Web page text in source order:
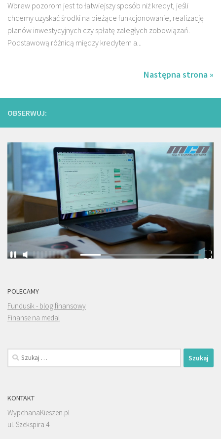
Wbrew pozorom jest to łatwiejszy sposób niż kredyt, jeśli
chcemy uzyskać środki na bieżące funkcjonowanie, realizację
planów inwestycyjnych czy spłatę zaległych zobowiązań.
Podstawową różnicą między kredytem a...
Następna strona »
OBSERWUJ:
POLECAMY
Fundusik - blog finansowy
Finanse na medal
Szukaj:
KONTAKT
WypchanaKieszen.pl
ul. Szekspira 4